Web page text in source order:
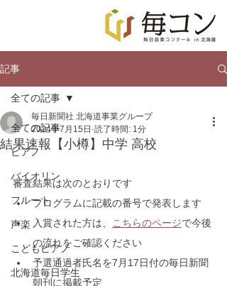
記事
全ての記事
ピアノ
バイオリン
フルート
声楽
こどもピアノ
北海道毎日学生
全ての記事
結果速報【小樽】中学 高校
毎日新聞社 北海道事業グループ
2024年7月15日 読了時間: 1分
審査結果は次のとおりです
プログラムに記載の番号で発表します
入賞された方は、
こちらのページで今後
の流れをご確認ください
予選通過者氏名を7月17日付の毎日新聞
朝刊に掲載予定